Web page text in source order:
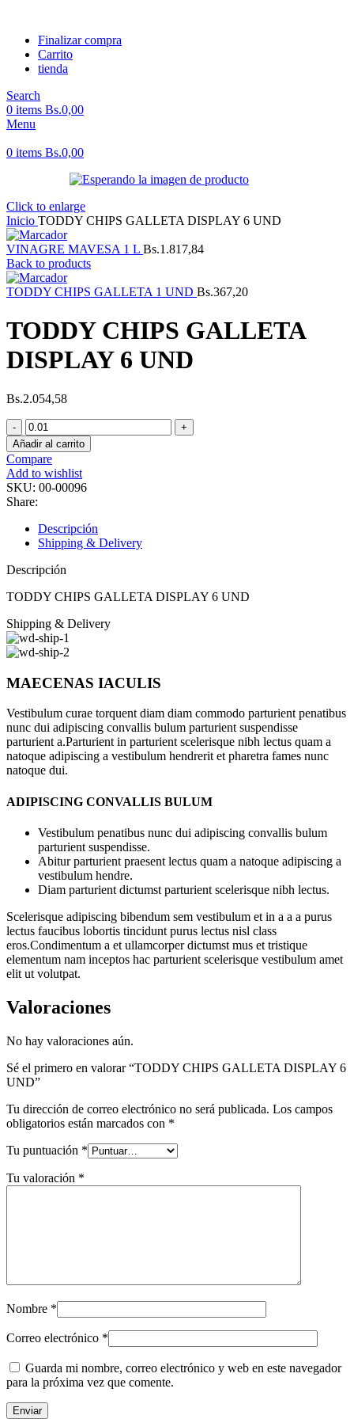
Finalizar compra
Carrito
tienda
Search
0 items Bs.0,00
Menu
0 items Bs.0,00
Click to enlarge
Inicio TODDY CHIPS GALLETA DISPLAY 6 UND
VINAGRE MAVESA 1 L Bs.1.817,84
Back to products
TODDY CHIPS GALLETA 1 UND Bs.367,20
TODDY CHIPS GALLETA
DISPLAY 6 UND
Bs.2.054,58
TODDY
CHIPS
GALLETA
DISPLAY
6
UND
cantidad
Añadir al carrito
Compare
Add to wishlist
SKU: 00-00096
Share:
Descripción
Shipping & Delivery
Descripción
TODDY CHIPS GALLETA DISPLAY 6 UND
Shipping & Delivery
MAECENAS IACULIS
Vestibulum curae torquent diam diam commodo parturient penatibus
nunc dui adipiscing convallis bulum parturient suspendisse
parturient a.Parturient in parturient scelerisque nibh lectus quam a
natoque adipiscing a vestibulum hendrerit et pharetra fames nunc
natoque dui.
ADIPISCING CONVALLIS BULUM
Vestibulum penatibus nunc dui adipiscing convallis bulum
parturient suspendisse.
Abitur parturient praesent lectus quam a natoque adipiscing a
vestibulum hendre.
Diam parturient dictumst parturient scelerisque nibh lectus.
Scelerisque adipiscing bibendum sem vestibulum et in a a a purus
lectus faucibus lobortis tincidunt purus lectus nisl class
eros.Condimentum a et ullamcorper dictumst mus et tristique
elementum nam inceptos hac parturient scelerisque vestibulum amet
elit ut volutpat.
Valoraciones
No hay valoraciones aún.
Sé el primero en valorar “TODDY CHIPS GALLETA DISPLAY 6
UND”
Tu dirección de correo electrónico no será publicada. Los campos
obligatorios están marcados con *
Tu puntuación *
Tu valoración *
Nombre *
Correo electrónico *
Guarda mi nombre, correo electrónico y web en este navegador
para la próxima vez que comente.